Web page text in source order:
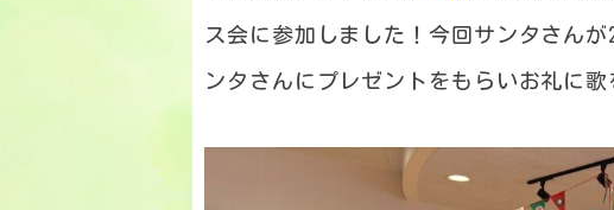
ス会に参加しました！今回サンタさん
ンタさんにプレゼントをもらいお礼に